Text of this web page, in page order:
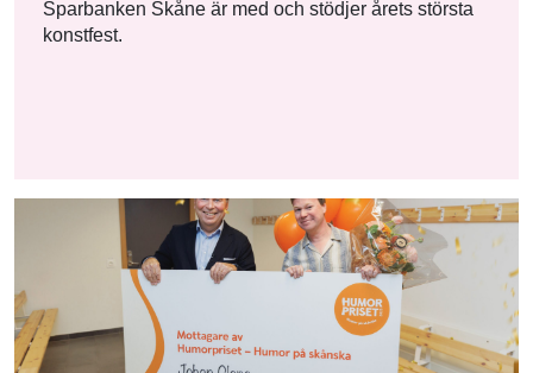
Sparbanken Skåne är med och stödjer årets största
konstfest.